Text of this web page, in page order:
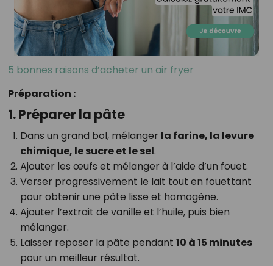
5 bonnes raisons d’acheter un air fryer
Préparation :
1. Préparer la pâte
Dans un grand bol, mélanger la farine, la levure
chimique, le sucre et le sel.
Ajouter les œufs et mélanger à l’aide d’un fouet.
Verser progressivement le lait tout en fouettant
pour obtenir une pâte lisse et homogène.
Ajouter l’extrait de vanille et l’huile, puis bien
mélanger.
Laisser reposer la pâte pendant 10 à 15 minutes
pour un meilleur résultat.